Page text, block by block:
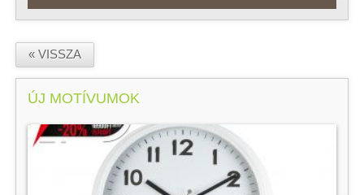
« VISSZA
ÚJ MOTÍVUMOK